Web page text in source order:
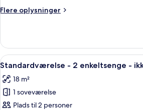
(Compact)
Flere oplysninger
Flere
-
ikke-
ryger
Indlæs
alle
billeder
af
Standardværelse
Et
12
Standardværelse - 2 enkeltsenge -
18 m²
1 soveværelse
Plads til 2 personer